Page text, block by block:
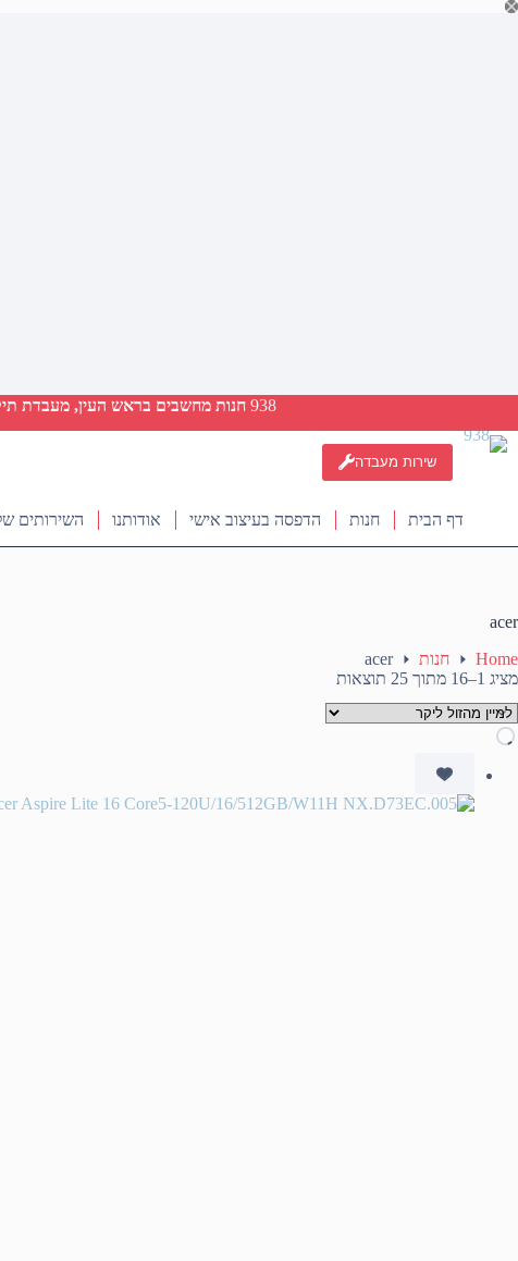
Skip
938 חנות מחשבים בראש העין, מעבדת
שירות מעבדה
דף הבית חנות הדפסה בעיצוב אישי אודותנו השירותים
acer
Home חנות
acer
מציג 1–16 מתוך 25 תוצאות
מחיר: